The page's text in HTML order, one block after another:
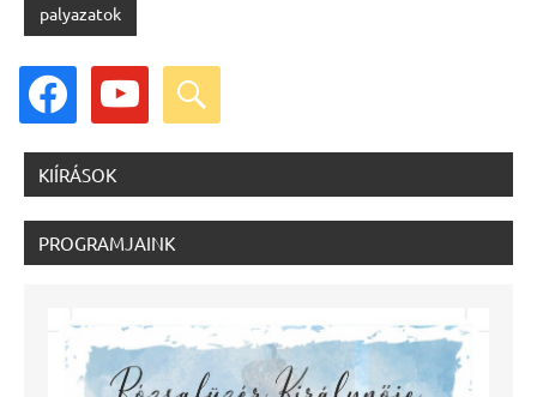
palyazatok
facebook youtube search
KIÍRÁSOK
PROGRAMJAINK